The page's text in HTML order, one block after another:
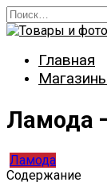
Перейти
к
Search
for:
Главная
Ламода
Ламода
Содержание